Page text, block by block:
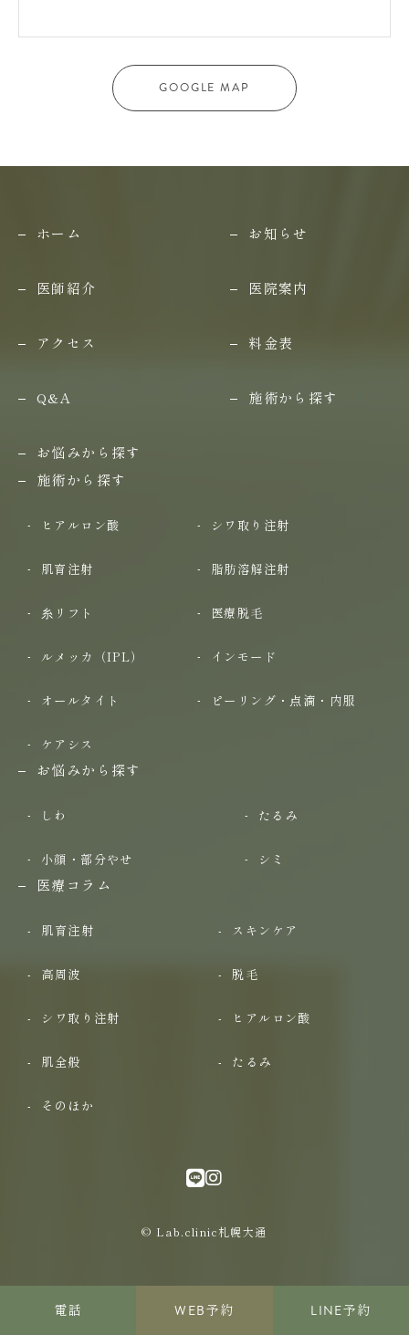
電話 WEB予約 LINE予約
GOOGLE MAP
ホーム お知らせ
医師紹介 医院案内
アクセス 料金表
Q&A 施術から探す
お悩みから探す
施術から探す
ヒアルロン酸 シワ取り注射
肌育注射 脂肪溶解注射
糸リフト 医療脱毛
ルメッカ（IPL） インモード
オールタイト ピーリング・点滴・内服
ケアシス
お悩みから探す
しわ たるみ
小顔・部分やせ シミ
医療コラム
肌育注射 スキンケア
高周波 脱毛
シワ取り注射 ヒアルロン酸
肌全般 たるみ
そのほか
© Lab.clinic札幌大通